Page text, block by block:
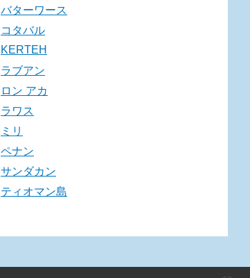
バターワース
コタバル
KERTEH
ラブアン
ロン アカ
ラワス
ミリ
ペナン
サンダカン
ティオマン島